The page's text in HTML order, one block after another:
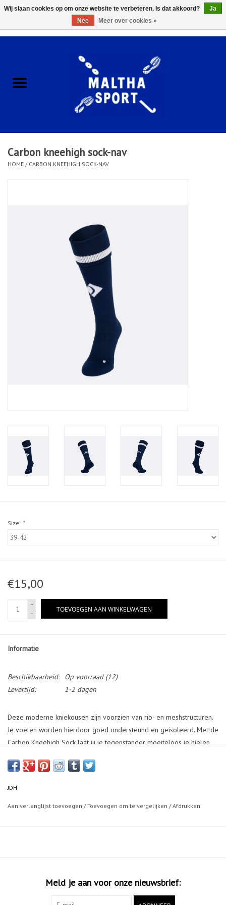
ACCESSOIRES/HARDWARE
KLEDING
CLUBSHOPS
Carbon kneehigh sock-nav
HOME / CARBON KNEEHIGH SOCK-NAV
Size: *
€15,00
+
-
TOEVOEGEN AAN WINKELWAGEN
Informatie
Beschikbaarheid: Op voorraad(12)
Levertijd:
1-2 dagen
Deze moderne kniekousen zijn voorzien van rib- en meshstructuren.
Je voeten worden hierdoor goed ondersteund en geisoleerd. Met de
Carbon Kneehigh Sock laat jij je tegenstander moeiteloos je hielen
JDH
Aan verlanglijst toevoegen /Toevoegen om te vergelijken /Afdrukken
Meld je aan voor onze nieuwsbrief:
Wij slaan cookies op om onze website te verbeteren. Is dat akkoord?
Ja
Nee
Meer over cookies »